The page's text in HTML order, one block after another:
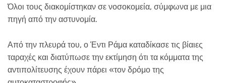
Όλοι τους διακομίστηκαν σε νοσοκομεία, σύμφωνα με μια
πηγή από την αστυνομία.
Από την πλευρά του, ο Έντι Ράμα καταδίκασε τις βίαιες
ταραχές και διατύπωσε την εκτίμηση ότι τα κόμματα της
αντιπολίτευσης έχουν πάρει «τον δρόμο της